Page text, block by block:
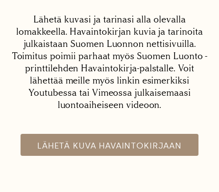
Lähetä kuvasi ja tarinasi alla olevalla
lomakkeella. Havaintokirjan kuvia ja tarinoita
julkaistaan Suomen Luonnon nettisivuilla.
Toimitus poimii parhaat myös Suomen Luonto -
printtilehden Havaintokirja-palstalle. Voit
lähettää meille myös linkin esimerkiksi
Youtubessa tai Vimeossa julkaisemaasi
luontoaiheiseen videoon.
LÄHETÄ KUVA HAVAINTOKIRJAAN